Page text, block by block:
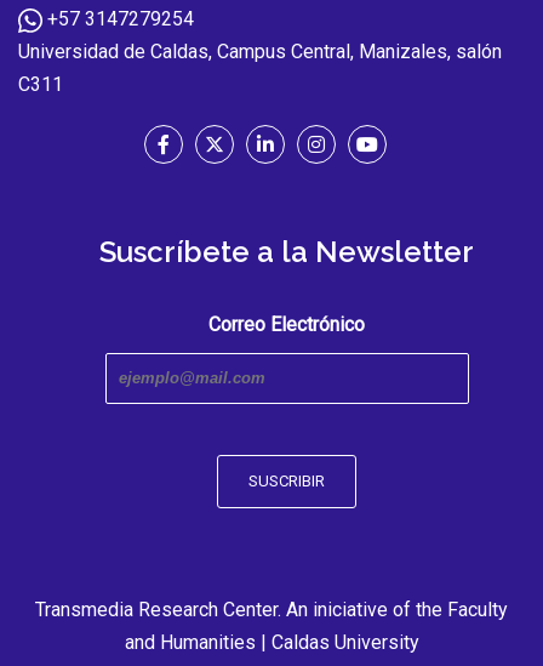
+57 3147279254
Universidad de Caldas, Campus Central, Manizales, salón
C311
Suscríbete a la Newsletter
Correo Electrónico
Transmedia Research Center. An iniciative of the Faculty
and Humanities | Caldas University